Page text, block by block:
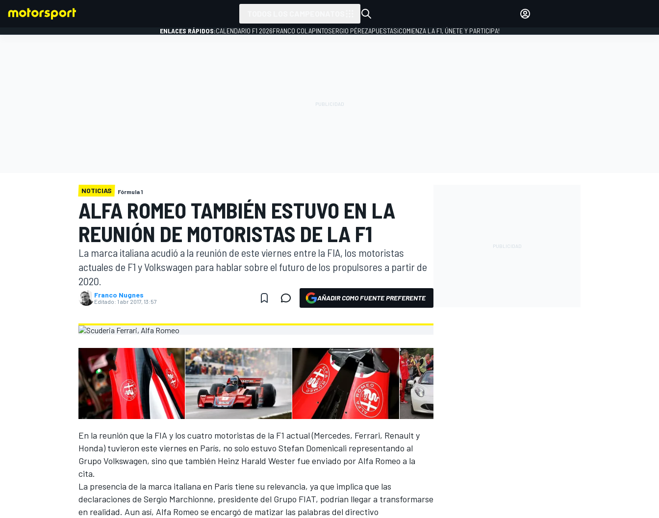
INDYCAR
MOTOGP
INICIAR SESIÓN
ENLACES RÁPIDOS:CALENDARIO F1 2026FRANCO COLAPINTOSERGIO PÉREZAPUESTAS¡COMIENZA LA F1, ÚNETE Y PARTICIPA!
NOTICIAS Fórmula 1
ALFA ROMEO TAMBIÉN ESTUVO EN LA
REUNIÓN DE MOTORISTAS DE LA F1
La marca italiana acudió a la reunión de este viernes entre la FIA, los motoristas
actuales de F1 y Volkswagen para hablar sobre el futuro de los propulsores a partir de
2020.
Franco Nugnes
Editado: 1 abr 2017, 13:57 AÑADIR COMO FUENTE PREFERENTE
En la reunión que la FIA y los cuatro motoristas de la F1 actual (Mercedes, Ferrari, Renault y
Honda) tuvieron este viernes en París, no solo estuvo Stefan Domenicali representando al
Grupo Volkswagen, sino que también Heinz Harald Wester fue enviado por Alfa Romeo a la
cita.
La presencia de la marca italiana en París tiene su relevancia, ya que implica que las
declaraciones de Sergio Marchionne, presidente del Grupo FIAT, podrían llegar a transformarse
en realidad. Aun así, Alfa Romeo se encargó de matizar las palabras del directivo